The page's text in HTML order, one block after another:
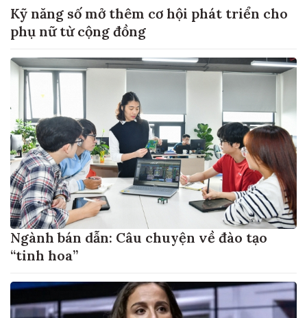
Kỹ năng số mở thêm cơ hội phát triển cho
phụ nữ từ cộng đồng
Ngành bán dẫn: Câu chuyện về đào tạo
“tinh hoa”